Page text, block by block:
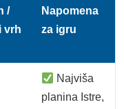
/
vrh
Napomena
za igru
Najviša
planina Istre,